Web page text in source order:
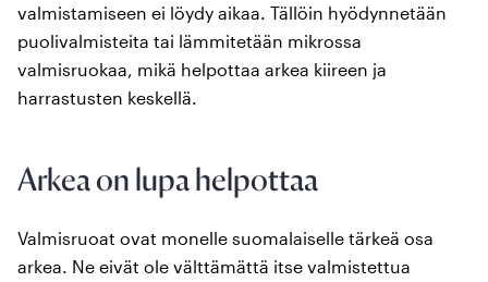
valmistamiseen ei löydy aikaa. Tällöin hyödynnetään
puolivalmisteita tai lämmitetään mikrossa
valmisruokaa, mikä helpottaa arkea kiireen ja
harrastusten keskellä.
Arkea on lupa helpottaa
Valmisruoat ovat monelle suomalaiselle tärkeä osa
arkea. Ne eivät ole välttämättä itse valmistettua